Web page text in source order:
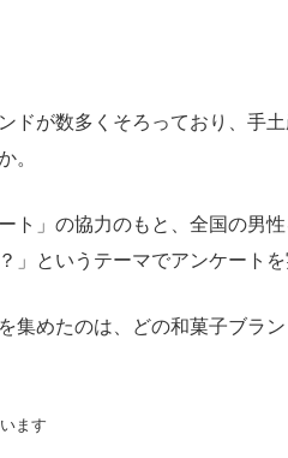
が数多くそろっており、手
。
」の協力のもと、全国の男
というテーマでアンケートを
めたのは、どの和菓子ブラン
ます